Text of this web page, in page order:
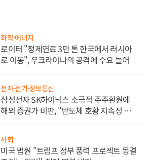
화학·에너지
로이터 "정제연료 3만 톤 한국에서 러시아
로 이동", 우크라이나의 공격에 수요 늘어
전자·전기·정보통신
삼성전자 SK하이닉스 소극적 주주환원에
해외 증권가 비판, "반도체 호황 지속성 의
사회
미국 법원 "트럼프 정부 풍력 프로젝트 동결